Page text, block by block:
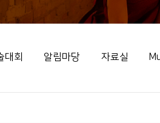
대회 알림마당 자료실